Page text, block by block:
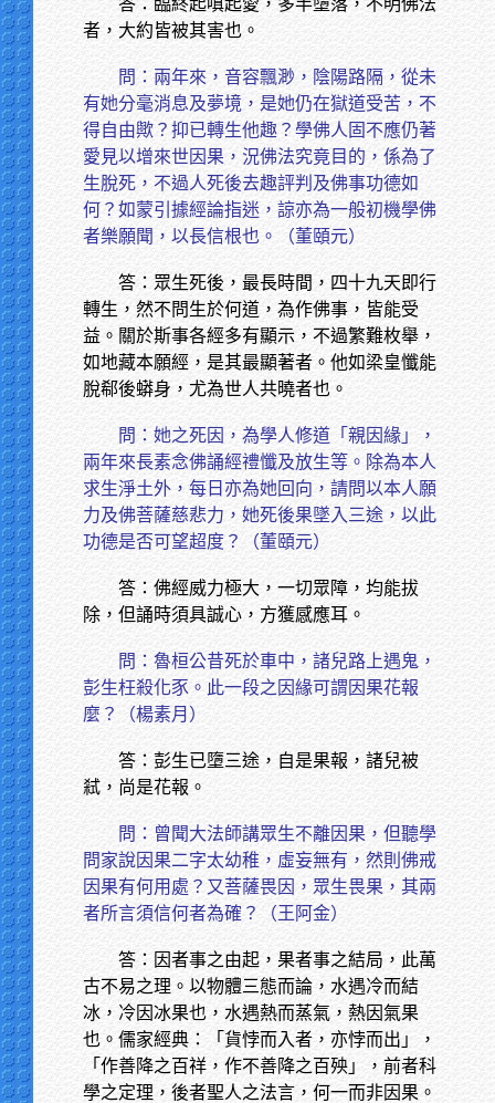
答：臨終起嗔起愛，多半墮落，不明佛法
者，大約皆被其害也。
問：兩年來，音容飄渺，陰陽路隔，從未
有她分毫消息及夢境，是她仍在獄道受苦，不
得自由歟？抑已轉生他趣？學佛人固不應仍著
愛見以增來世因果，況佛法究竟目的，係為了
生脫死，不過人死後去趣評判及佛事功德如
何？如蒙引據經論指迷，諒亦為一般初機學佛
者樂願聞，以長信根也。（董頤元）
答：眾生死後，最長時間，四十九天即行
轉生，然不問生於何道，為作佛事，皆能受
益。關於斯事各經多有顯示，不過繁難枚舉，
如地藏本願經，是其最顯著者。他如梁皇懺能
脫郗後蟒身，尤為世人共曉者也。
問：她之死因，為學人修道「親因緣」，
兩年來長素念佛誦經禮懺及放生等。除為本人
求生淨土外，每日亦為她回向，請問以本人願
力及佛菩薩慈悲力，她死後果墜入三途，以此
功德是否可望超度？（董頤元）
答：佛經威力極大，一切眾障，均能拔
除，但誦時須具誠心，方獲感應耳。
問：魯桓公昔死於車中，諸兒路上遇鬼，
彭生枉殺化豕。此一段之因緣可謂因果花報
麼？（楊素月）
答：彭生已墮三途，自是果報，諸兒被
弒，尚是花報。
問：曾聞大法師講眾生不離因果，但聽學
問家說因果二字太幼稚，虛妄無有，然則佛戒
因果有何用處？又菩薩畏因，眾生畏果，其兩
者所言須信何者為確？（王阿金）
答：因者事之由起，果者事之結局，此萬
古不易之理。以物體三態而論，水遇冷而結
冰，冷因冰果也，水遇熱而蒸氣，熱因氣果
也。儒家經典：「貨悖而入者，亦悖而出」，
「作善降之百祥，作不善降之百殃」，前者科
學之定理，後者聖人之法言，何一而非因果。